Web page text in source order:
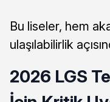
Bu liseler, hem
ulaşılabilirlik
2026 LGS